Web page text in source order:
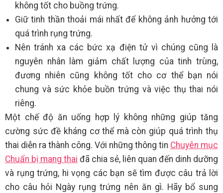
không tốt cho buồng trứng.
Giữ tinh thần thoải mái nhất để không ảnh hưởng tới
quá trình rụng trứng.
Nên tránh xa các bức xạ điện tử vì chúng cũng là
nguyên nhân làm giảm chất lượng của tinh trùng,
đương nhiên cũng không tốt cho cơ thể bạn nói
chung và sức khỏe buồn trứng và việc thụ thai nói
riêng.
Một chế độ ăn uống hợp lý không những giúp tăng
cường sức đề kháng cơ thể mà còn giúp quá trình thụ
thai diễn ra thành công. Với những thông tin Chuyên mục
Chuẩn bị mang thai đã chia sẻ, liên quan đến dinh dưỡng
và rụng trứng, hi vọng các bạn sẽ tìm được câu trả lời
cho câu hỏi Ngày rụng trứng nên ăn gì. Hãy bổ sung